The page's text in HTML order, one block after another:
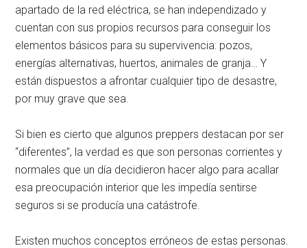
apartado de la red eléctrica, se han independizado y
cuentan con sus propios recursos para conseguir los
elementos básicos para su supervivencia: pozos,
energías alternativas, huertos, animales de granja… Y
están dispuestos a afrontar cualquier tipo de desastre,
por muy grave que sea.
Si bien es cierto que algunos preppers destacan por ser
“diferentes”, la verdad es que son personas corrientes y
normales que un día decidieron hacer algo para acallar
esa preocupación interior que les impedía sentirse
seguros si se producía una catástrofe.
Existen muchos conceptos erróneos de estas personas.